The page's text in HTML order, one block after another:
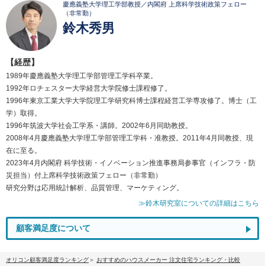
慶應義塾大学理工学部教授／内閣府 上席科学技術政策フェロー
（非常勤）
鈴木秀男
【経歴】
1989年慶應義塾大学理工学部管理工学科卒業。
1992年ロチェスター大学経営大学院修士課程修了。
1996年東京工業大学大学院理工学研究科博士課程経営工学専攻修了。博士（工
学）取得。
1996年筑波大学社会工学系・講師。2002年6月同助教授。
2008年4月慶應義塾大学理工学部管理工学科・准教授。2011年4月同教授、現
在に至る。
2023年4月内閣府 科学技術・イノベーション推進事務局参事官（インフラ・防
災担当）付上席科学技術政策フェロー（非常勤）
研究分野は応用統計解析、品質管理、マーケティング。
≫鈴木研究室についての詳細はこちら
顧客満足度について
オリコン顧客満足度ランキング
おすすめのハウスメーカー 注文住宅ランキング・比較